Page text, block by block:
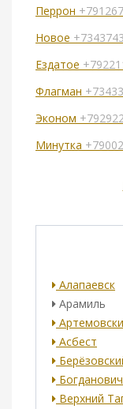
Перрон
Новое
Ездатое
Флагман
Эконом
Минутка
Алапаевск
Арамиль
Асбест
Богданович
Верхний